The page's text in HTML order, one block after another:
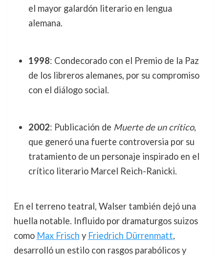
el mayor galardón literario en lengua
alemana.
1998: Condecorado con el Premio de la Paz
de los libreros alemanes, por su compromiso
con el diálogo social.
2002: Publicación de Muerte de un crítico,
que generó una fuerte controversia por su
tratamiento de un personaje inspirado en el
crítico literario Marcel Reich-Ranicki.
En el terreno teatral, Walser también dejó una
huella notable. Influido por dramaturgos suizos
como Max Frisch y Friedrich Dürrenmatt,
desarrolló un estilo con rasgos parabólicos y